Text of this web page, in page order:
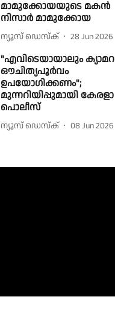
മാമുക്കോയയുടെ മകൻ
നിസാർ മാമുക്കോയ
ന്യൂസ് ഡെസ്ക് 28 Jun 2026
"എവിടെയായാലും ക്യാമറ
ഔചിത്യപൂർവം
ഉപയോഗിക്കണം";
മുന്നറിയിപ്പുമായി കേരളാ
പൊലീസ്
ന്യൂസ് ഡെസ്ക് 08 Jun 2026